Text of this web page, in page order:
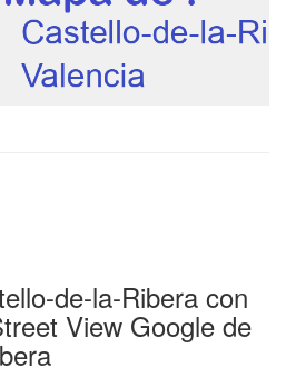
de-la-Ribera con
View Google de